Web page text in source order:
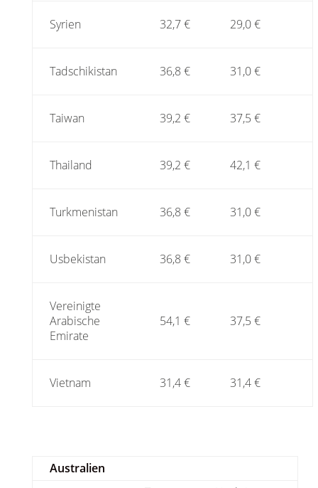
Syrien 32,7 € 29,0 €
Tadschikistan 36,8 € 31,0 €
Taiwan 39,2 € 37,5 €
Thailand 39,2 € 42,1 €
Turkmenistan 36,8 € 31,0 €
Usbekistan 36,8 € 31,0 €
Vereinigte
Arabische
Emirate
54,1 € 37,5 €
Vietnam 31,4 € 31,4 €
Australien